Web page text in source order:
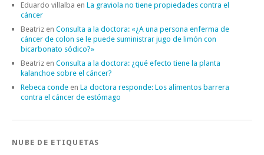
Eduardo villalba en La graviola no tiene propiedades contra el
cáncer
Beatriz en Consulta a la doctora: «¿A una persona enferma de
cáncer de colon se le puede suministrar jugo de limón con
bicarbonato sódico?»
Beatriz en Consulta a la doctora: ¿qué efecto tiene la planta
kalanchoe sobre el cáncer?
Rebeca conde en La doctora responde: Los alimentos barrera
contra el cáncer de estómago
NUBE DE ETIQUETAS